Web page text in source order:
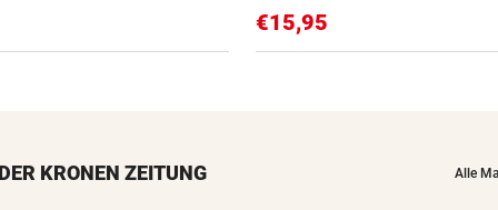
€15,95
KRONEN ZEITUNG Alle